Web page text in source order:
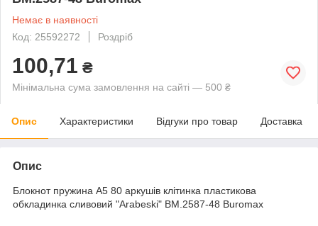
Немає в наявності
Код: 25592272
Роздріб
100,71 ₴
Мінімальна сума замовлення на сайті — 500 ₴
Опис Характеристики Відгуки про товар Доставка
Опис
Блокнот пружина А5 80 аркушів клітинка пластикова
обкладинка сливовий "Arabeski" BM.2587-48 Buromax